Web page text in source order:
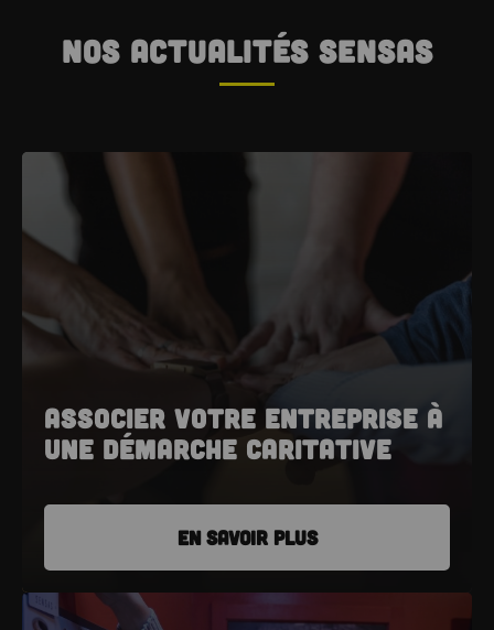
Nos actualités SENSAS
Associer votre entreprise à
une démarche caritative
EN SAVOIR PLUS